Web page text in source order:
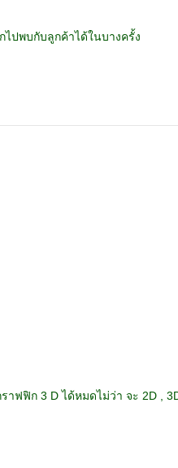
ปพบกับลูกค้าได้ในบางครั้ง
ฟฟิก 3 D ได้หมดไม่ว่า จะ 2D ,